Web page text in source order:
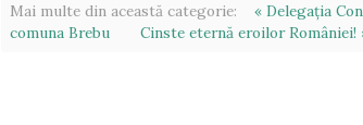
Mai multe din această categorie:
« Delegația
comuna Brebu
Cinste eternă eroilor României!